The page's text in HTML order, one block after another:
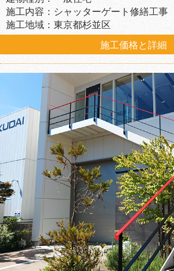
施工内容：シャッターゲート修繕工事
施工地域：東京都杉並区
施工価格と詳細